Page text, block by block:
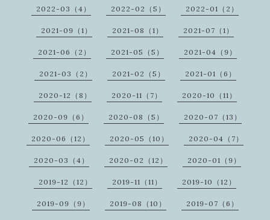
2022-03（4） 2022-02（5） 2022-01（2）
2021-09（1） 2021-08（1） 2021-07（1）
2021-06（2） 2021-05（5） 2021-04（9）
2021-03（2） 2021-02（5） 2021-01（6）
2020-12（8） 2020-11（7） 2020-10（11）
2020-09（6） 2020-08（5） 2020-07（13）
2020-06（12） 2020-05（10） 2020-04（7）
2020-03（4） 2020-02（12） 2020-01（9）
2019-12（12） 2019-11（11） 2019-10（12）
2019-09（9） 2019-08（10） 2019-07（6）